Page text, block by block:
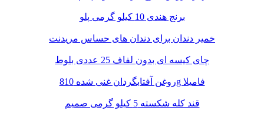
برنج هندی 10 کیلو گرمی پلو
خمیر دندان برای دندان های حساس مریدنت
چای کیسه ای بدون لفاف 25 عددی بلوط
روغن آفتابگردان غنی شده 810g فامیلا
قند کله شکسته 5 کیلو گرمی صمیم